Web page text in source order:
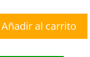
Añadir al carrito